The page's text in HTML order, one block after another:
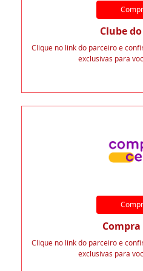
Clube
Clique no link do parceiro e
exclusivas para
Compra
Clique no link do parceiro e
exclusivas para